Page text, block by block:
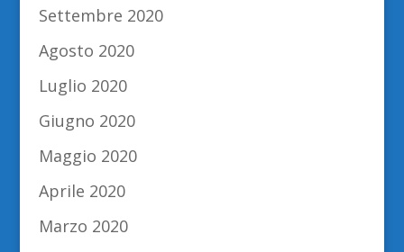
Settembre 2020
Agosto 2020
Luglio 2020
Giugno 2020
Maggio 2020
Aprile 2020
Marzo 2020